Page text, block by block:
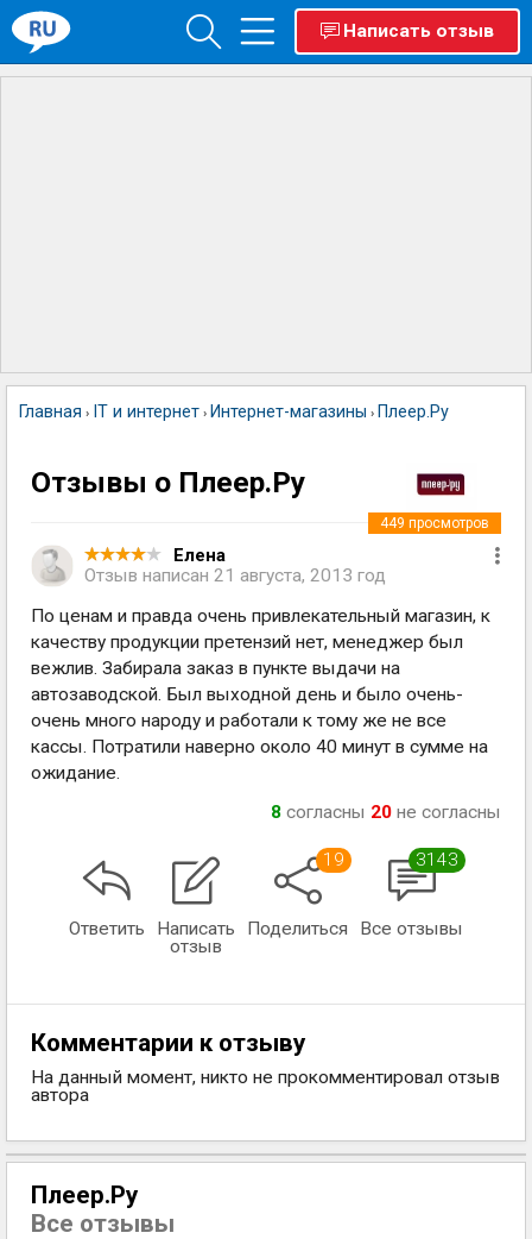
Написать отзыв
Главная › IT и интернет › Интернет-магазины › Плеер.Ру
Отзывы о Плеер.Ру
Елена
Отзыв написан 21 августа, 2013 год
449 просмотров
По ценам и правда очень привлекательный магазин, к
качеству продукции претензий нет, менеджер был
вежлив. Забирала заказ в пункте выдачи на
автозаводской. Был выходной день и было очень-
очень много народу и работали к тому же не все
кассы. Потратили наверно около 40 минут в сумме на
ожидание.
8 согласны 20 не согласны
Ответить
Написать
отзыв
19
Поделиться
3143
Все отзывы
Комментарии к отзыву
На данный момент, никто не прокомментировал отзыв
автора
Плеер.Ру
Все отзывы